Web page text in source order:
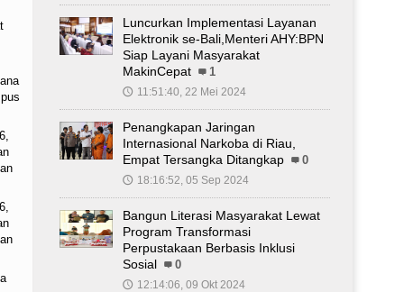
Luncurkan Implementasi Layanan
Elektronik se-Bali,Menteri AHY:BPN
Siap Layani Masyarakat
MakinCepat
1
🕔 11:51:40, 22 Mei 2024
Penangkapan Jaringan
Internasional Narkoba di Riau,
Empat Tersangka Ditangkap
0
🕔 18:16:52, 05 Sep 2024
Bangun Literasi Masyarakat Lewat
Program Transformasi
Perpustakaan Berbasis Inklusi
Sosial
0
🕔 12:14:06, 09 Okt 2024